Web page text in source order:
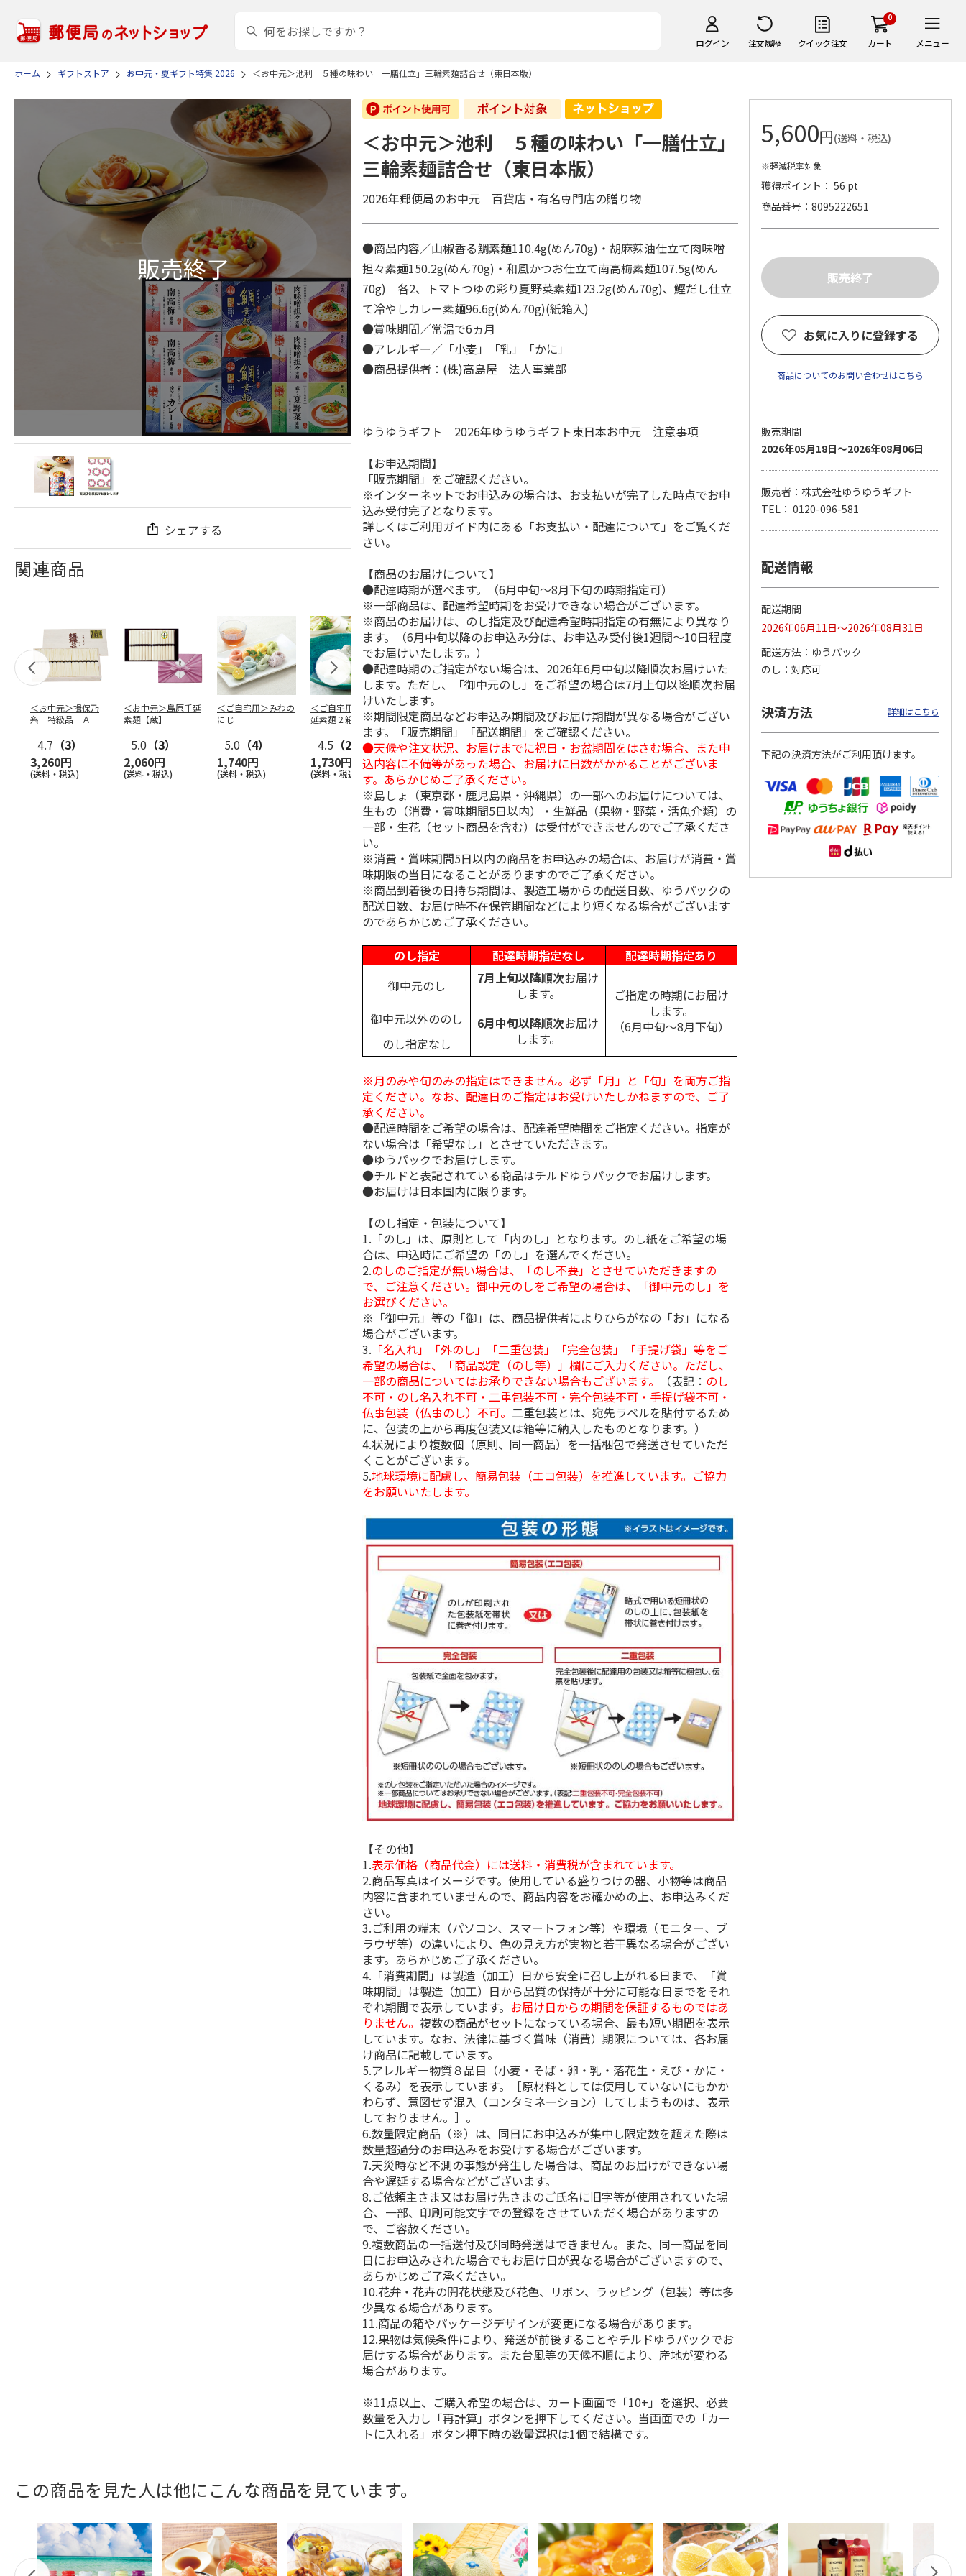
ログイン 注文履歴 クイック注文
0
カート メニュー
ホーム ギフトストア お中元・夏ギフト特集 2026 ＜お中元＞池利 ５種の味わい「一膳仕立」三輪素麺詰合せ（東日本版）
シェアする
関連商品
＜お中元＞揖保乃
糸 特級品 Ａ
4.7 （3）
3,260円
(送料・税込)
＜お中元＞島原手延
素麺【蔵】
5.0 （3）
2,060円
(送料・税込)
＜ご自宅用＞みわの
にじ
5.0 （4）
1,740円
(送料・税込)
＜ご自宅用＞島原手
延素麺２箱・黒ごま
4.5 （2）
1,730円
(送料・税込)
＜お中元＞島原手延
素麺３ｋｇ【古（ひ
ね）】
5.0（2）
3,980円
(送料・税込)
「国産小麦」小豆島
手延べ素麺
5.0（1）
2,700円
(送料・税込)
延素麺２ｋｇ【古
（ひね）】
4.5（2）
2,940円
国産熟成 おいしい
三輪そうめん 光射
5.0（1）
3,240円
＜お中元＞三輪素
麺 誉 Ｂ
2,950円
三輪素麺 正倉院文
様パッケージ細麺
白髭
4,200円
(送料・税込)
＜お中元＞池利 ５種の味わい「一膳仕立」
三輪素麺詰合せ（東日本版）
2026年郵便局のお中元 百貨店・有名専門店の贈り物
●商品内容／山椒香る鯛素麺110.4g(めん70g)・胡麻辣油仕立て肉味噌
担々素麺150.2g(めん70g)・和風かつお仕立て南高梅素麺107.5g(めん
70g) 各2、トマトつゆの彩り夏野菜素麺123.2g(めん70g)、鰹だし仕立
て冷やしカレー素麺96.6g(めん70g)(紙箱入)
●賞味期間／常温で6ヵ月
●アレルギー／「小麦」「乳」「かに」
●商品提供者：(株)高島屋 法人事業部
ゆうゆうギフト 2026年ゆうゆうギフト東日本お中元 注意事項
【お申込期間】
「販売期間」をご確認ください。
※インターネットでお申込みの場合は、お支払いが完了した時点でお申
込み受付完了となります。
詳しくはご利用ガイド内にある「お支払い・配達について」をご覧くだ
さい。
【商品のお届けについて】
●配達時期が選べます。（6月中旬～8月下旬の時期指定可）
※一部商品は、配達希望時期をお受けできない場合がございます。
※商品のお届けは、のし指定及び配達希望時期指定の有無により異なり
ます。（6月中旬以降のお申込み分は、お申込み受付後1週間～10日程度
でお届けいたします。）
●配達時期のご指定がない場合は、2026年6月中旬以降順次お届けいた
します。ただし、「御中元のし」をご希望の場合は7月上旬以降順次お届
けいたします。
※期間限定商品などお申込み期間及びお届け期間が異なる場合がござい
ます。「販売期間」「配送期間」をご確認ください。
●天候や注文状況、お届けまでに祝日・お盆期間をはさむ場合、また申
込内容に不備等があった場合、お届けに日数がかかることがございま
す。あらかじめご了承ください。
※島しょ（東京都・鹿児島県・沖縄県）の一部へのお届けについては、
生もの（消費・賞味期間5日以内）・生鮮品（果物・野菜・活魚介類）の
一部・生花（セット商品を含む）は受付ができませんのでご了承くださ
い。
※消費・賞味期間5日以内の商品をお申込みの場合は、お届けが消費・賞
味期限の当日になることがありますのでご了承ください。
※商品到着後の日持ち期間は、製造工場からの配送日数、ゆうパックの
配送日数、お届け時不在保管期間などにより短くなる場合がございます
のであらかじめご了承ください。
のし指定
配達時期指定なし
配達時期指定あり
御中元のし
7月上旬以降順次お届け
します。
ご指定の時期にお届け
します。
（6月中旬～8月下旬）
御中元以外ののし 6月中旬以降順次お届け
します。
のし指定なし
※月のみや旬のみの指定はできません。必ず「月」と「旬」を両方ご指
定ください。なお、配達日のご指定はお受けいたしかねますので、ご了
承ください。
●配達時間をご希望の場合は、配達希望時間をご指定ください。指定が
ない場合は「希望なし」とさせていただきます。
●ゆうパックでお届けします。
●チルドと表記されている商品はチルドゆうパックでお届けします。
●お届けは日本国内に限ります。
【のし指定・包装について】
1.「のし」は、原則として「内のし」となります。のし紙をご希望の場
合は、申込時にご希望の「のし」を選んでください。
2.のしのご指定が無い場合は、「のし不要」とさせていただきますの
で、ご注意ください。御中元のしをご希望の場合は、「御中元のし」を
お選びください。
※「御中元」等の「御」は、商品提供者によりひらがなの「お」になる
場合がございます。
3. 「名入れ」「外のし」「二重包装」「完全包装」「手提げ袋」等をご
希望の場合は、「商品設定（のし等）」欄にご入力ください。ただし、
一部の商品についてはお承りできない場合もございます。
（表記： のし
不可・のし名入れ不可・二重包装不可・完全包装不可・手提げ袋不可・
仏事包装（仏事のし）不可。 二重包装とは、宛先ラベルを貼付するため
に、包装の上から再度包装又は箱等に納入したものとなります。）
4.状況により複数個（原則、同一商品）を一括梱包で発送させていただ
くことがございます。
5.地球環境に配慮し、簡易包装（エコ包装）を推進しています。ご協力
をお願いいたします。
【その他】
1.表示価格（商品代金）には送料・消費税が含まれています。
2.商品写真はイメージです。使用している盛りつけの器、小物等は商品
内容に含まれていませんので、商品内容をお確かめの上、お申込みくだ
さい。
3.ご利用の端末（パソコン、スマートフォン等）や環境（モニター、ブ
ラウザ等）の違いにより、色の見え方が実物と若干異なる場合がござい
ます。あらかじめご了承ください。
4.「消費期間」は製造（加工）日から安全に召し上がれる日まで、「賞
味期間」は製造（加工）日から品質の保持が十分に可能な日までをそれ
ぞれ期間で表示しています。 お届け日からの期間を保証するものではあ
りません。複数の商品がセットになっている場合、最も短い期間を表示
しています。なお、法律に基づく賞味（消費）期限については、各お届
け商品に記載しています。
5.アレルギー物質８品目（小麦・そば・卵・乳・落花生・えび・かに・
くるみ）を表示しています。［原材料としては使用していないにもかか
わらず、意図せず混入（コンタミネーション）してしまうものは、表示
しておりません。］。
6.数量限定商品（※）は、同日にお申込みが集中し限定数を超えた際は
数量超過分のお申込みをお受けする場合がございます。
7.天災時など不測の事態が発生した場合は、商品のお届けができない場
合や遅延する場合などがございます。
8.ご依頼主さま又はお届け先さまのご氏名に旧字等が使用されていた場
合、一部、印刷可能文字での登録をさせていただく場合がありますの
で、ご容赦ください。
9.複数商品の一括送付及び同時発送はできません。また、同一商品を同
日にお申込みされた場合でもお届け日が異なる場合がございますので、
あらかじめご了承ください。
10.花弁・花卉の開花状態及び花色、リボン、ラッピング（包装）等は多
少異なる場合があります。
11.商品の箱やパッケージデザインが変更になる場合があります。
12.果物は気候条件により、発送が前後することやチルドゆうパックでお
届けする場合があります。また台風等の天候不順により、産地が変わる
場合があります。
※11点以上、ご購入希望の場合は、カート画面で「10+」を選択、必要
数量を入力し「再計算」ボタンを押下してください。当画面での「カー
トに入れる」ボタン押下時の数量選択は1個で結構です。
5,600円(送料・税込)
※軽減税率対象
獲得ポイント： 56 pt
商品番号
8095222651
お気に入りに登録する
商品についてのお問い合わせはこちら
販売期間
2026年05月18日～2026年08月06日
販売者：株式会社ゆうゆうギフト
TEL： 0120-096-581
配送情報
配送期間
2026年06月11日～2026年08月31日
配送方法
ゆうパック
のし
対応可
決済方法 詳細はこちら
下記の決済方法がご利用頂けます。
この商品を見た人は他にこんな商品を見ています。